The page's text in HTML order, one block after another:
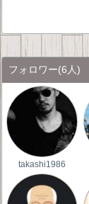
フォロワー(6人)
takashi1986